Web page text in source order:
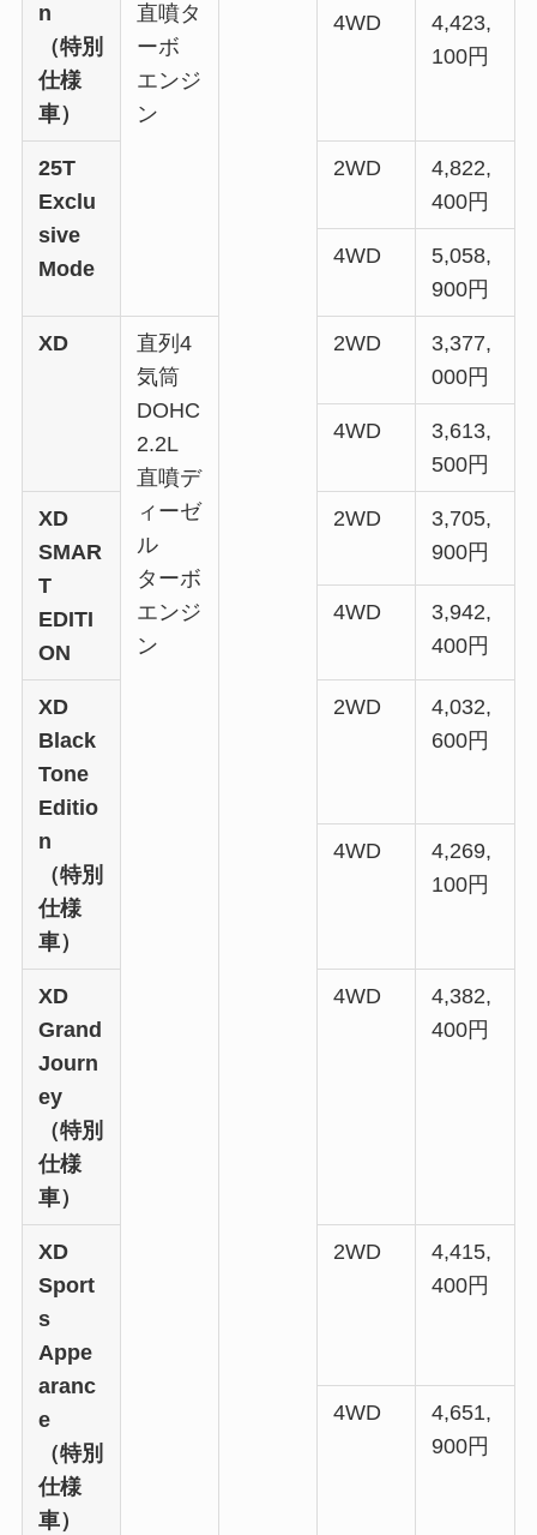
n
（特別
仕様
車）
直噴タ
ーボ
エンジ
ン
4WD
4,423,
100円
25T
Exclu
sive
Mode
2WD
4,822,
400円
4WD
5,058,
900円
XD
直列4
気筒
DOHC
2.2L
直噴デ
ィーゼ
ル
ターボ
エンジ
ン
2WD
3,377,
000円
4WD
3,613,
500円
XD
SMAR
T
EDITI
ON
2WD
3,705,
900円
4WD
3,942,
400円
XD
Black
Tone
Editio
n
（特別
仕様
車）
2WD
4,032,
600円
4WD
4,269,
100円
XD
Grand
Journ
ey
（特別
仕様
車）
4WD
4,382,
400円
XD
Sport
s
Appe
aranc
e
（特別
仕様
車）
2WD
4,415,
400円
4WD
4,651,
900円